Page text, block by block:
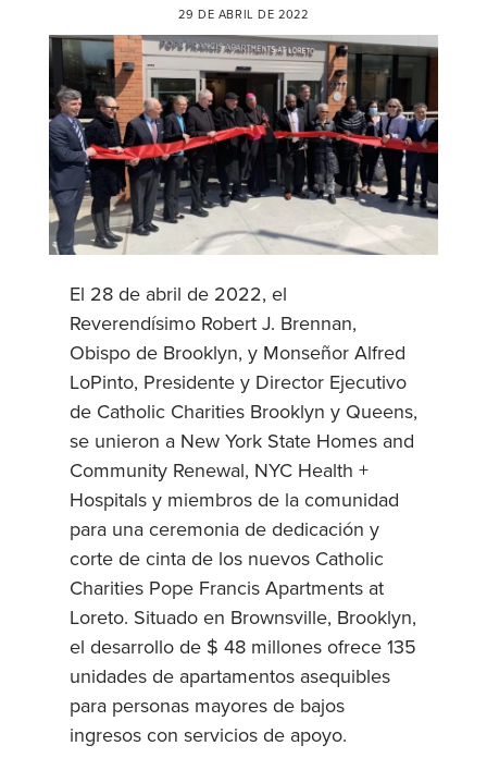
29 DE ABRIL DE 2022
El 28 de abril de 2022, el
Reverendísimo Robert J. Brennan,
Obispo de Brooklyn, y Monseñor Alfred
LoPinto, Presidente y Director Ejecutivo
de Catholic Charities Brooklyn y Queens,
se unieron a New York State Homes and
Community Renewal, NYC Health +
Hospitals y miembros de la comunidad
para una ceremonia de dedicación y
corte de cinta de los nuevos Catholic
Charities Pope Francis Apartments at
Loreto. Situado en Brownsville, Brooklyn,
el desarrollo de $ 48 millones ofrece 135
unidades de apartamentos asequibles
para personas mayores de bajos
ingresos con servicios de apoyo.